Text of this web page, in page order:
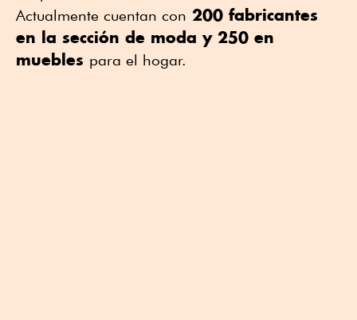
Actualmente cuentan con 200 fabricantes
en la sección de moda y 250 en
muebles para el hogar.